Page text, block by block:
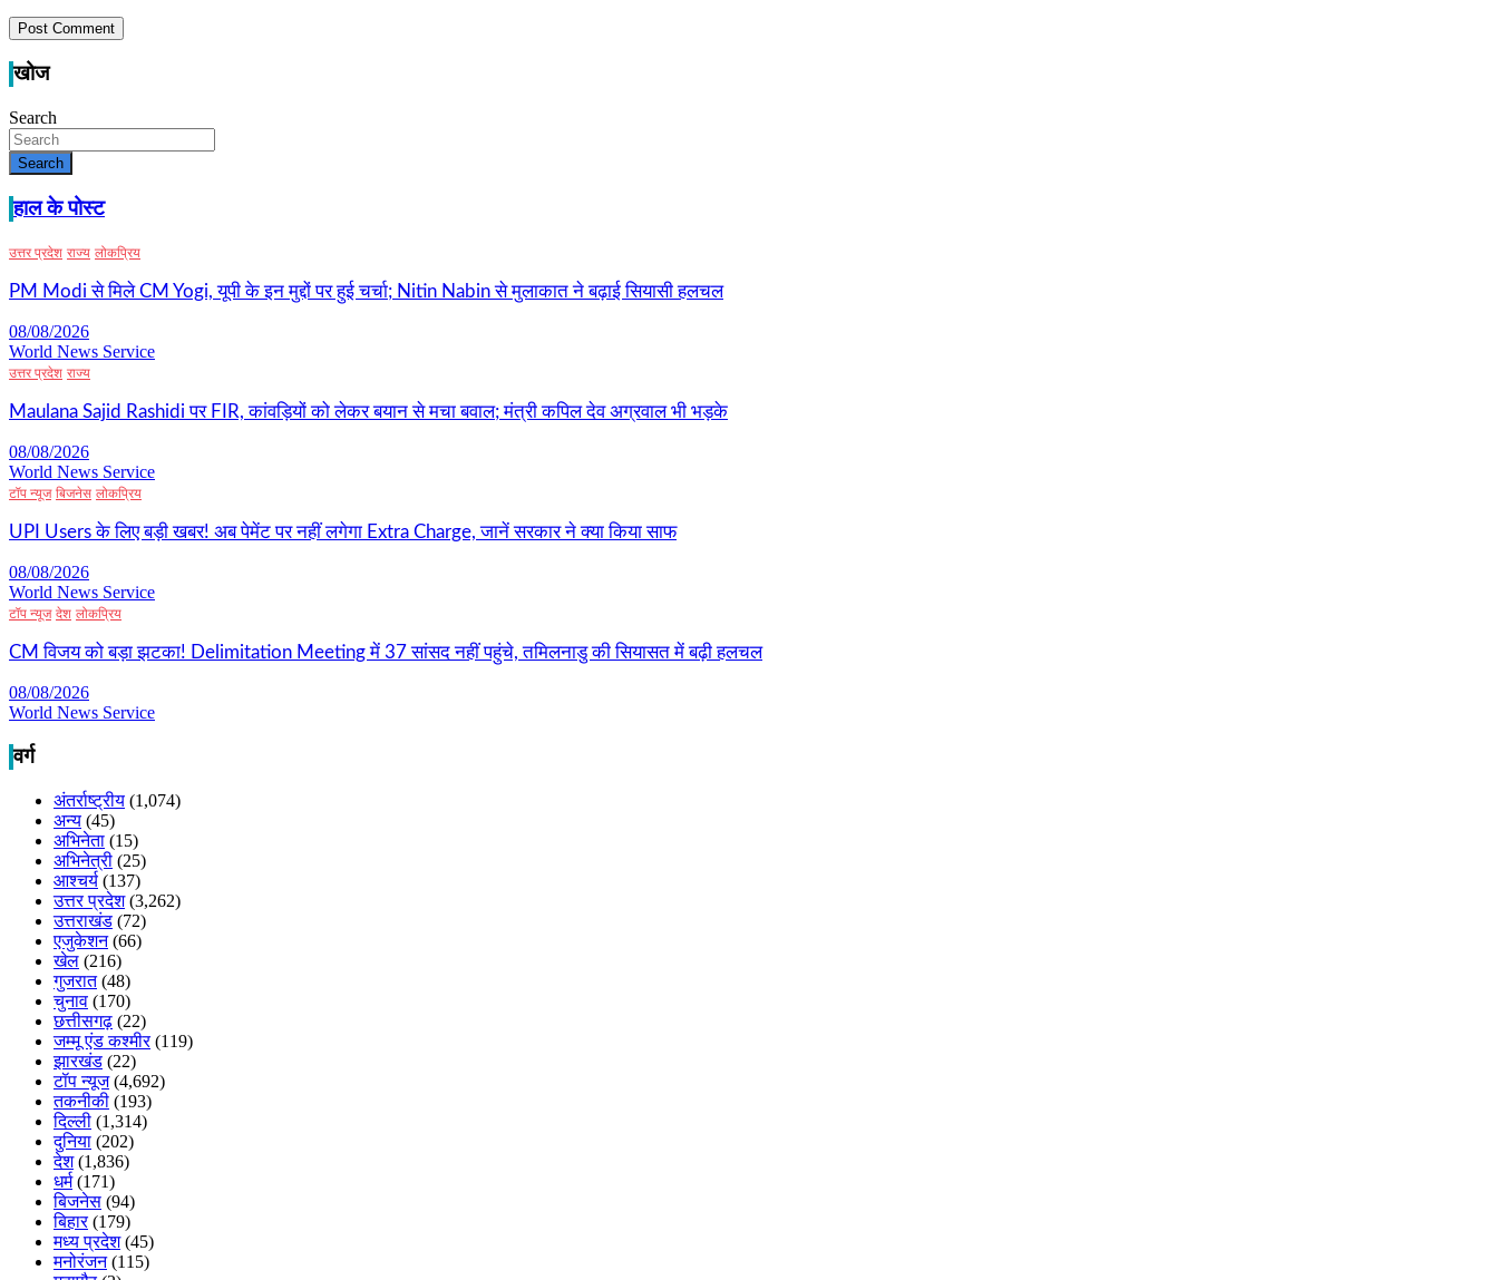
खोज
Search
Search
हाल के पोस्ट
उत्तर प्रदेश राज्य लोकप्रिय
PM Modi से मिले CM Yogi, यूपी के इन मुद्दों पर हुई चर्चा; Nitin Nabin से मुलाकात ने बढ़ाई सियासी हलचल
08/08/2026
World News Service
उत्तर प्रदेश राज्य
Maulana Sajid Rashidi पर FIR, कांवड़ियों को लेकर बयान से मचा बवाल; मंत्री कपिल देव अग्रवाल भी भड़के
08/08/2026
World News Service
टॉप न्यूज बिजनेस लोकप्रिय
UPI Users के लिए बड़ी खबर! अब पेमेंट पर नहीं लगेगा Extra Charge, जानें सरकार ने क्या किया साफ
08/08/2026
World News Service
टॉप न्यूज देश लोकप्रिय
CM विजय को बड़ा झटका! Delimitation Meeting में 37 सांसद नहीं पहुंचे, तमिलनाडु की सियासत में बढ़ी हलचल
08/08/2026
World News Service
वर्ग
अंतर्राष्ट्रीय (1,074)
अन्य (45)
अभिनेता (15)
अभिनेत्री (25)
आश्चर्य (137)
उत्तर प्रदेश(3,262)
उत्तराखंड (72)
एजुकेशन(66)
खेल (216)
गुजरात(48)
चुनाव (170)
छत्तीसगढ़ (22)
जम्मू एंड कश्मीर(119)
झारखंड (22)
टॉप न्यूज(4,692)
तकनीकी (193)
दिल्ली (1,314)
दुनिया (202)
देश(1,836)
धर्म(171)
बिजनेस (94)
बिहार(179)
मध्य प्रदेश(45)
मनोरंजन(115)